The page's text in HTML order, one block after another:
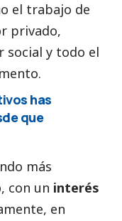
el trabajo de
privado,
social y todo el
has
que
más
con un interés
en